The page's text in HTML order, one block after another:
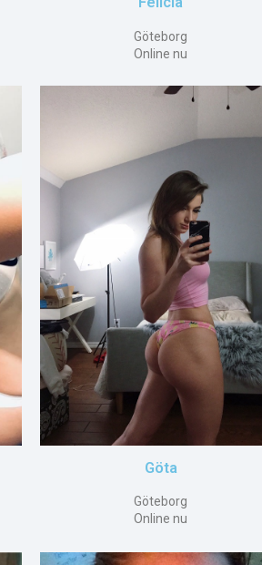
Göteborg
Online nu
Göta
Göteborg
Online nu